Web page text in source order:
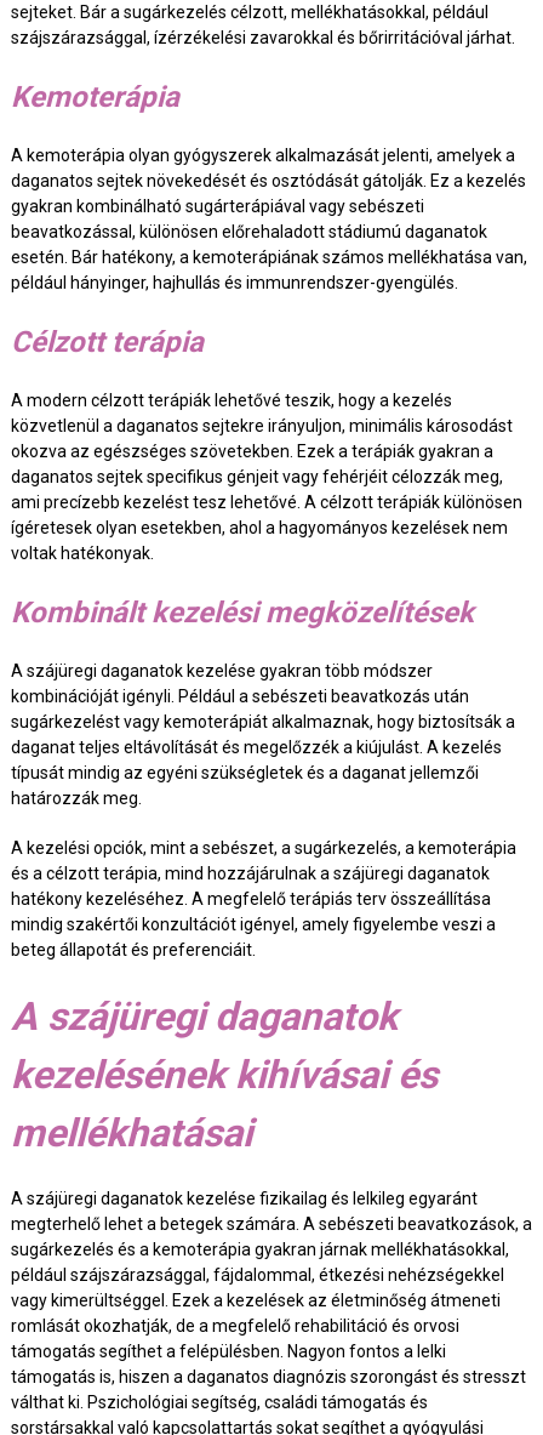
sejteket. Bár a sugárkezelés célzott, mellékhatásokkal, például
szájszárazsággal, ízérzékelési zavarokkal és bőrirritációval járhat.
Kemoterápia
A kemoterápia olyan gyógyszerek alkalmazását jelenti, amelyek a
daganatos sejtek növekedését és osztódását gátolják. Ez a kezelés
gyakran kombinálható sugárterápiával vagy sebészeti
beavatkozással, különösen előrehaladott stádiumú daganatok
esetén. Bár hatékony, a kemoterápiának számos mellékhatása van,
például hányinger, hajhullás és immunrendszer-gyengülés.
Célzott terápia
A modern célzott terápiák lehetővé teszik, hogy a kezelés
közvetlenül a daganatos sejtekre irányuljon, minimális károsodást
okozva az egészséges szövetekben. Ezek a terápiák gyakran a
daganatos sejtek specifikus génjeit vagy fehérjéit célozzák meg,
ami precízebb kezelést tesz lehetővé. A célzott terápiák különösen
ígéretesek olyan esetekben, ahol a hagyományos kezelések nem
voltak hatékonyak.
Kombinált kezelési megközelítések
A szájüregi daganatok kezelése gyakran több módszer
kombinációját igényli. Például a sebészeti beavatkozás után
sugárkezelést vagy kemoterápiát alkalmaznak, hogy biztosítsák a
daganat teljes eltávolítását és megelőzzék a kiújulást. A kezelés
típusát mindig az egyéni szükségletek és a daganat jellemzői
határozzák meg.
A kezelési opciók, mint a sebészet, a sugárkezelés, a kemoterápia
és a célzott terápia, mind hozzájárulnak a szájüregi daganatok
hatékony kezeléséhez. A megfelelő terápiás terv összeállítása
mindig szakértői konzultációt igényel, amely figyelembe veszi a
beteg állapotát és preferenciáit.
A szájüregi daganatok
kezelésének kihívásai és
mellékhatásai
A szájüregi daganatok kezelése fizikailag és lelkileg egyaránt
megterhelő lehet a betegek számára. A sebészeti beavatkozások, a
sugárkezelés és a kemoterápia gyakran járnak mellékhatásokkal,
például szájszárazsággal, fájdalommal, étkezési nehézségekkel
vagy kimerültséggel. Ezek a kezelések az életminőség átmeneti
romlását okozhatják, de a megfelelő rehabilitáció és orvosi
támogatás segíthet a felépülésben. Nagyon fontos a lelki
támogatás is, hiszen a daganatos diagnózis szorongást és stresszt
válthat ki. Pszichológiai segítség, családi támogatás és
sorstársakkal való kapcsolattartás sokat segíthet a gyógyulási